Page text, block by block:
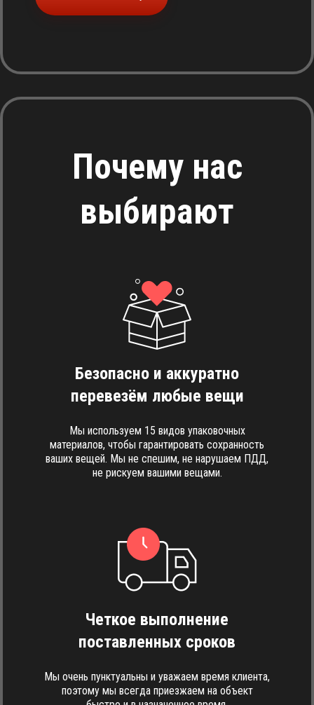
Почему нас
выбирают
Безопасно и аккуратно
перевезём любые вещи
Мы используем 15 видов упаковочных
материалов, чтобы гарантировать сохранность
ваших вещей. Мы не спешим, не нарушаем ПДД,
не рискуем вашими вещами.
Четкое выполнение
поставленных сроков
Мы очень пунктуальны и уважаем время клиента,
поэтому мы всегда приезжаем на объект